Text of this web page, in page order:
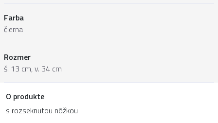
Farba
čierna
Rozmer
š. 13 cm, v. 34 cm
O produkte
s rozseknutou nôžkou